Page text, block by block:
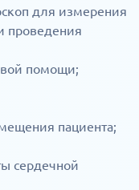
для измерения
проведения
помощи;
пациента;
сердечной